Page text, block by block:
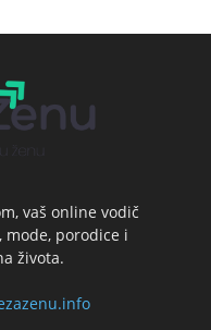
vaš online vodič
mode, porodice i
života.